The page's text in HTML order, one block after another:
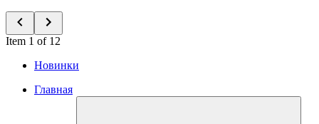
Item 1 of 12
Новинки
Главная